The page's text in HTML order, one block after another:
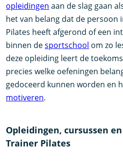
opleidingen aan de slag gaan
het van belang dat de persoon
Pilates heeft afgerond of een
binnen desportschool om zo
deze opleiding leert de
precies welke oefeningen
gedoceerd kunnen worden en
motiveren.
Opleidingen, cursussen
Trainer Pilates